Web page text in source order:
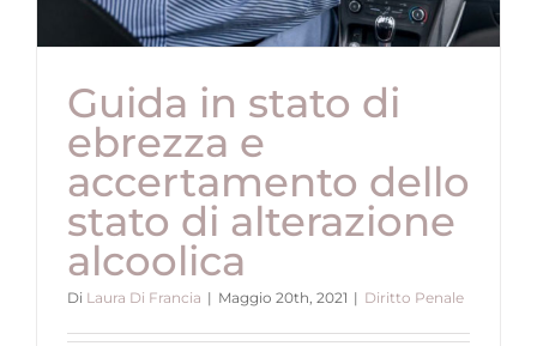
Guida in stato di
ebrezza e
accertamento dello
stato di alterazione
alcoolica
Di Laura Di Francia | Maggio 20th, 2021 | Diritto Penale